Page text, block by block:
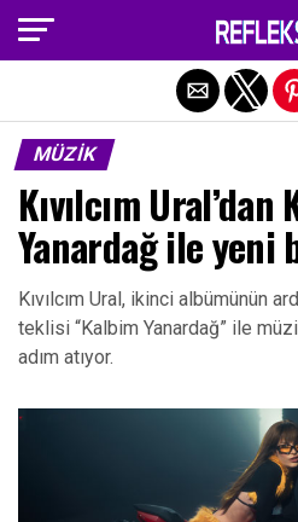
MÜZIK
Kıvılcım
Yanardağ ile yeni
Kıvılcım Ural, ikinci albümünün
teklisi “Kalbim Yanardağ” ile
adım atıyor.
Exit mobile